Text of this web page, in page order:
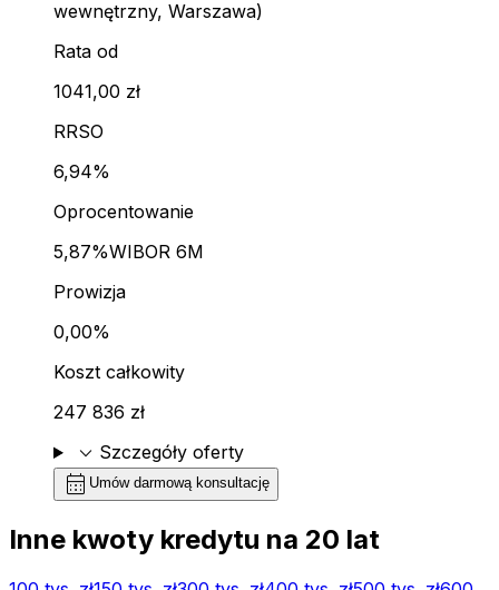
wewnętrzny, Warszawa)
Rata od
1041,00 zł
RRSO
6,94%
Oprocentowanie
5,87%WIBOR 6M
Prowizja
0,00%
Koszt całkowity
247 836 zł
expand_more Szczegóły oferty
calendar_month Umów darmową konsultację
Inne kwoty kredytu na 20 lat